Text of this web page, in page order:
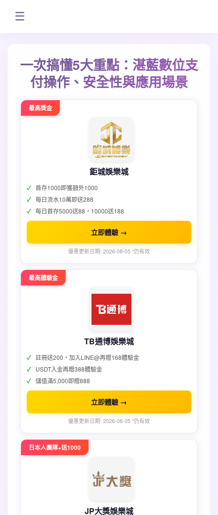
☰
一次搞懂5大重點：湛藍數位支
付操作、安全性與應用場景
最高獎金
鉅城娛樂城
首存1000即獲額外1000
每日流水10萬即送288
每日首存5000送88，10000送188
立即體驗 →
優惠更新日期: 2026-08-05 *仍有效
最高體驗金
TB通博娛樂城
註冊送200，加入LINE@再贈168體驗金
USDT入金再贈388體驗金
儲值滿5,000即贈888
立即體驗 →
優惠更新日期: 2026-08-05 *仍有效
日本人團隊+送1000
JP大獎娛樂城